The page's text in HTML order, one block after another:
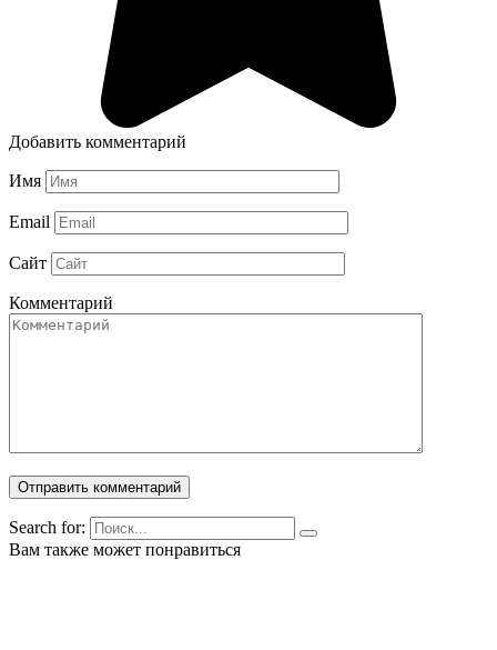
Добавить комментарий
Имя
Email
Сайт
Комментарий
Search for:
Вам также может понравиться